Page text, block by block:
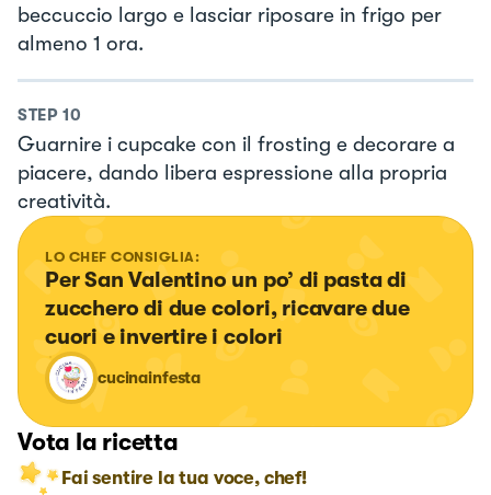
beccuccio largo e lasciar riposare in frigo per
almeno 1 ora.
STEP 10
Guarnire i cupcake con il frosting e decorare a
piacere, dando libera espressione alla propria
creatività.
LO CHEF CONSIGLIA:
Per San Valentino un po’ di pasta di
zucchero di due colori, ricavare due
cuori e invertire i colori
cucinainfesta
Vota la ricetta
Fai sentire la tua voce, chef!